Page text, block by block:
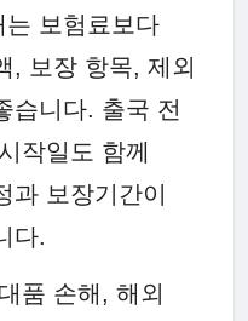
보험료보다
, 보장 항목, 제외
습니다. 출국 전
작일도 함께
보장기간이
다.
품 손해, 해외